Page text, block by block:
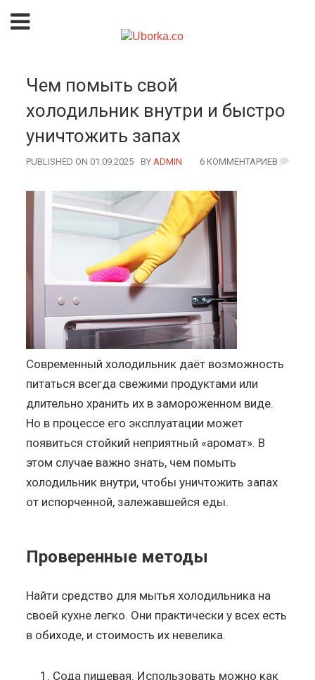
Чем помыть свой
холодильник внутри и быстро
уничтожить запах
PUBLISHED ON 01.09.2025 BY AUTHOR
ADMIN 6 КОММЕНТАРИЕВ
Современный холодильник даёт возможность
питаться всегда свежими продуктами или
длительно хранить их в замороженном виде.
Но в процессе его эксплуатации может
появиться стойкий неприятный «аромат». В
этом случае важно знать, чем помыть
холодильник внутри, чтобы уничтожить запах
от испорченной, залежавшейся еды.
Проверенные методы
Найти средство для мытья холодильника на
своей кухне легко. Они практически у всех есть
в обиходе, и стоимость их невелика.
Сода пищевая. Использовать можно как